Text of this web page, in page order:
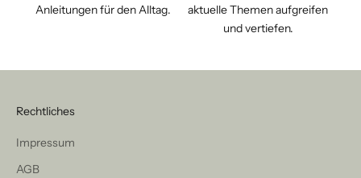
Anleitungen für den Alltag.
aktuelle Themen aufgreifen
und vertiefen.
Rechtliches
Impressum
AGB